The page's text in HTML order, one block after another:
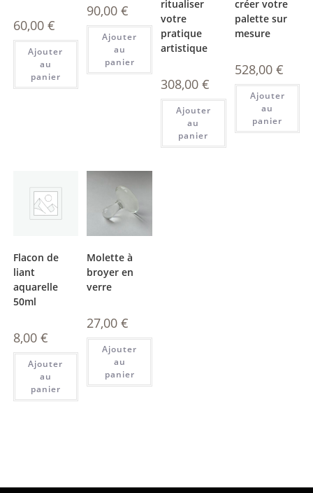
60,00 €
Ajouter
au
panier
90,00€
Ajouter
au
panier
ritualiser
votre
pratique
artistique
308,00€
Ajouter
au
panier
créer votre
palette sur
mesure
528,00€
Ajouter
au
panier
Flacon de
liant
aquarelle
50ml
8,00 €
Ajouter
au
panier
Molette à
broyer en
verre
27,00€
Ajouter
au
panier